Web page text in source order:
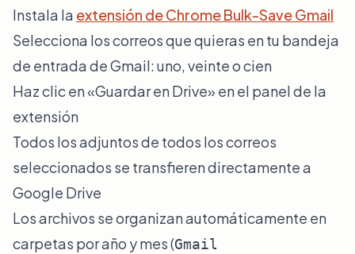
Instala la extensión de Chrome Bulk-Save Gmail
Selecciona los correos que quieras en tu bandeja
de entrada de Gmail: uno, veinte o cien
Haz clic en «Guardar en Drive» en el panel de la
extensión
Todos los adjuntos de todos los correos
seleccionados se transfieren directamente a
Google Drive
Los archivos se organizan automáticamente en
carpetas por año y mes (Gmail